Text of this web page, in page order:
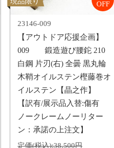
OFF
23146-009
【アウトドア応援企画】
009 鍛造遊び腰鉈 210
白鋼 片刃(右) 全曇 黒丸輪
木鞘オイルステン樫藤巻オ
イルステン【晶之作】
【訳有/展示品入替:傷有
ノークレームノーリター
ン：承諾の上注文】
定価(税込):38,500円